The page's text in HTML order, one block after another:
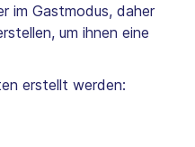
im Gastmodus, daher
um ihnen eine
erstellt werden: